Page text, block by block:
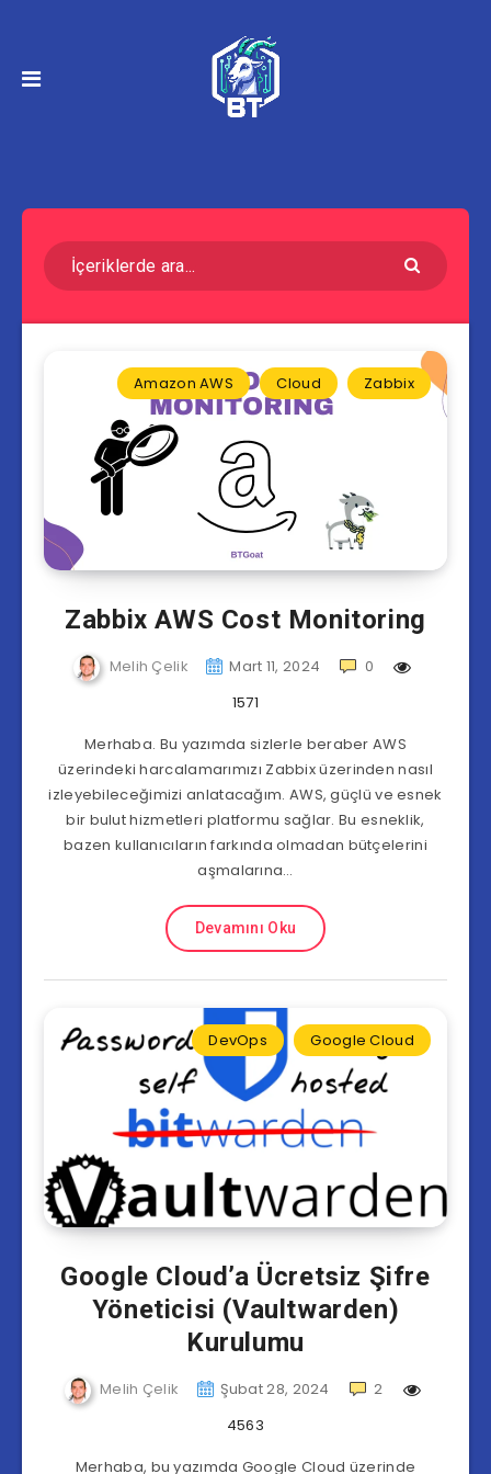
Amazon AWS Cloud Zabbix
Zabbix AWS Cost Monitoring
Melih Çelik Mart 11, 2024
0
1571
Merhaba. Bu yazımda sizlerle beraber AWS
üzerindeki harcalamarımızı Zabbix üzerinden nasıl
izleyebileceğimizi anlatacağım. AWS, güçlü ve esnek
bir bulut hizmetleri platformu sağlar. Bu esneklik,
bazen kullanıcıların farkında olmadan bütçelerini
aşmalarına…
Devamını Oku
DevOps Google Cloud
Google Cloud’a Ücretsiz Şifre
Yöneticisi (Vaultwarden)
Kurulumu
Melih Çelik Şubat 28, 2024
2
4563
Merhaba, bu yazımda Google Cloud üzerinde